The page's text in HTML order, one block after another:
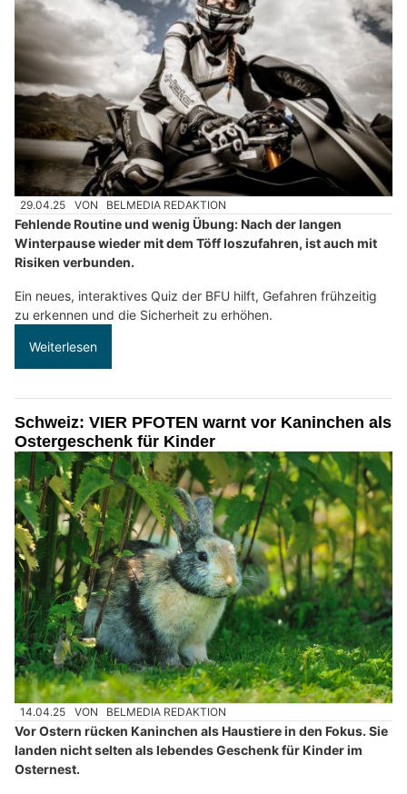
29.04.25 VON BELMEDIA REDAKTION
Fehlende Routine und wenig Übung: Nach der langen
Winterpause wieder mit dem Töff loszufahren, ist auch mit
Risiken verbunden.
Ein neues, interaktives Quiz der BFU hilft, Gefahren frühzeitig
zu erkennen und die Sicherheit zu erhöhen.
Weiterlesen
Schweiz: VIER PFOTEN warnt vor Kaninchen als
Ostergeschenk für Kinder
14.04.25 VON BELMEDIA REDAKTION
Vor Ostern rücken Kaninchen als Haustiere in den Fokus. Sie
landen nicht selten als lebendes Geschenk für Kinder im
Osternest.